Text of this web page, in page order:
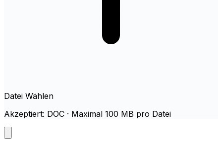
Datei Wählen
Akzeptiert: DOC · Maximal 100 MB pro Datei